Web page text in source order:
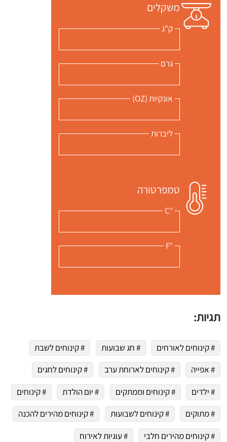
משקלים
ק"ג
גרם
אונקיות (OZ)
ליברות
טמפרטורה
°C
°F
תגיות:
# קינוחים לאורחים # חג שבועות
# קינוחים לשבת
# אפייה
# קינוחים לארוחת ערב
# קינוחים לחגים
# ילדים
# קינוחים וממתקים # יום הולדת
# קינוחים
# מתוקים
# קינוחים לשבועות
# קינוחים מהירים להכנה
# קינוחים מהירים חלבי
# עוגיות לאירוח